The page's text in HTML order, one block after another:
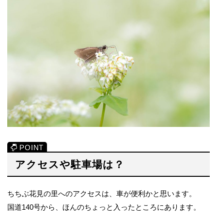
アクセスや駐車場は？
ちちぶ花見の里へのアクセスは、車が便利かと思います。
国道140号から、ほんのちょっと入ったところにあります。